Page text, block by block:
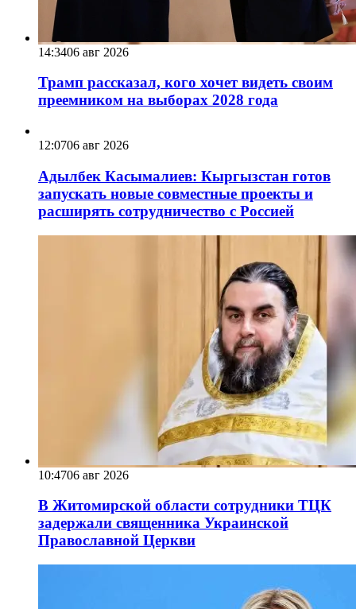
14:3406 авг 2026
Трамп рассказал, кого хочет видеть своим
преемником на выборах 2028 года
12:0706 авг 2026
Адылбек Касымалиев: Кыргызстан готов
запускать новые совместные проекты и
расширять сотрудничество с Россией
10:4706 авг 2026
В Житомирской области сотрудники ТЦК
задержали священника Украинской
Православной Церкви